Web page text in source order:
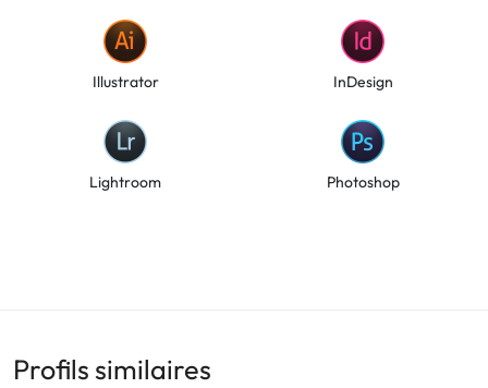
Illustrator InDesign
Lightroom Photoshop
Profils similaires